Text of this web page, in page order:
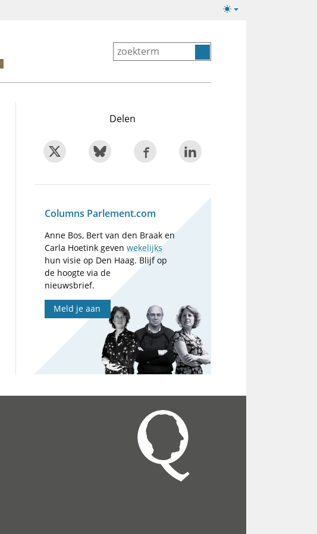
Lichte/donkere
Delen
Columns Parlement.com
Anne Bos, Bert van den Braak en
Carla Hoetink gevenwekelijks
hun visie op Den Haag. Blijf op
de hoogte via de
nieuwsbrief.
Meld je aan